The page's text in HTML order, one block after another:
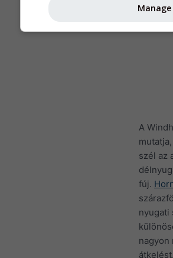
A
szél az
fúj.
nyugati
nagyon
átkelést.